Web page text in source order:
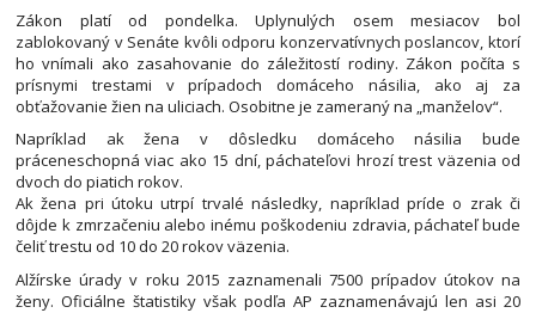
Zákon platí od pondelka. Uplynulých osem mesiacov bol
zablokovaný v Senáte kvôli odporu konzervatívnych poslancov, ktorí
ho vnímali ako zasahovanie do záležitostí rodiny. Zákon počíta s
prísnymi trestami v prípadoch domáceho násilia, ako aj za
obťažovanie žien na uliciach. Osobitne je zameraný na „manželov“.
Napríklad ak žena v dôsledku domáceho násilia bude
práceneschopná viac ako 15 dní, páchateľovi hrozí trest väzenia od
dvoch do piatich rokov.
Ak žena pri útoku utrpí trvalé následky, napríklad príde o zrak či
dôjde k zmrzačeniu alebo inému poškodeniu zdravia, páchateľ bude
čeliť trestu od 10 do 20 rokov väzenia.
Alžírske úrady v roku 2015 zaznamenali 7500 prípadov útokov na
ženy. Oficiálne štatistiky však podľa AP zaznamenávajú len asi 20